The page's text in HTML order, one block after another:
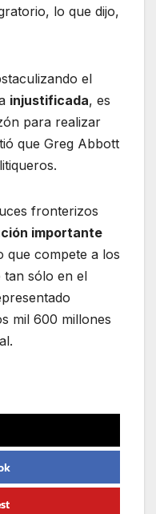
lo que dijo,
el
injustificada, es
para realizar
que Greg Abbott
fronterizos
importante
que compete a los
tan sólo en el
mil 600 millones